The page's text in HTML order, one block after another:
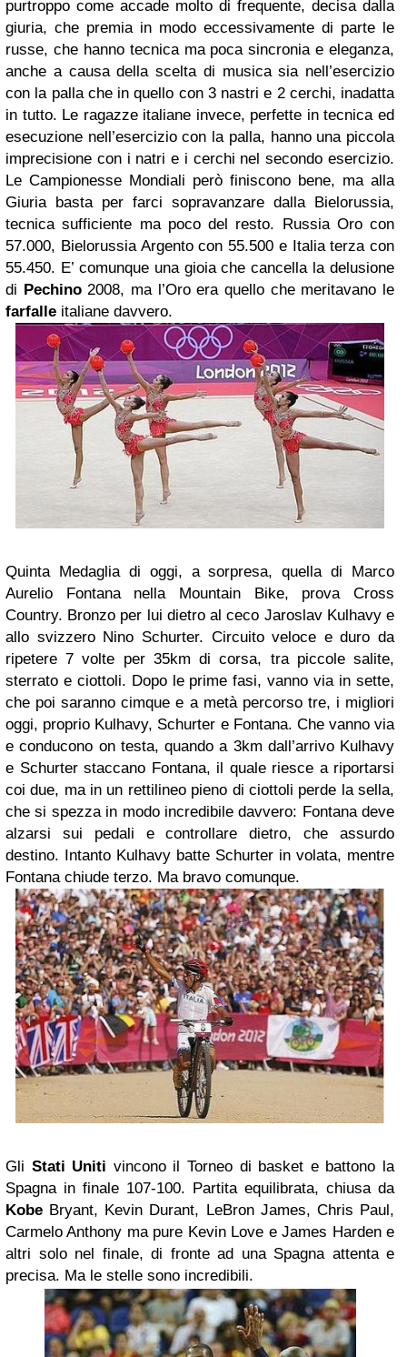
purtroppo come accade molto di frequente, decisa dalla
giuria, che premia in modo eccessivamente di parte le
russe, che hanno tecnica ma poca sincronia e eleganza,
anche a causa della scelta di musica sia nell’esercizio
con la palla che in quello con 3 nastri e 2 cerchi, inadatta
in tutto. Le ragazze italiane invece, perfette in tecnica ed
esecuzione nell’esercizio con la palla, hanno una piccola
imprecisione con i natri e i cerchi nel secondo esercizio.
Le Campionesse Mondiali però finiscono bene, ma alla
Giuria basta per farci sopravanzare dalla Bielorussia,
tecnica sufficiente ma poco del resto. Russia Oro con
57.000, Bielorussia Argento con 55.500 e Italia terza con
55.450. E’ comunque una gioia che cancella la delusione
di Pechino2008, ma l’Oro era quello che meritavano le
farfalle italiane davvero.
Quinta Medaglia di oggi, a sorpresa, quella di Marco
Aurelio Fontana nella Mountain Bike, prova Cross
Country. Bronzo per lui dietro al ceco Jaroslav Kulhavy e
allo svizzero Nino Schurter. Circuito veloce e duro da
ripetere 7 volte per 35km di corsa, tra piccole salite,
sterrato e ciottoli. Dopo le prime fasi, vanno via in sette,
che poi saranno cimque e a metà percorso tre, i migliori
oggi, proprio Kulhavy, Schurter e Fontana. Che vanno via
e conducono on testa, quando a 3km dall’arrivo Kulhavy
e Schurter staccano Fontana, il quale riesce a riportarsi
coi due, ma in un rettilineo pieno di ciottoli perde la sella,
che si spezza in modo incredibile davvero: Fontana deve
alzarsi sui pedali e controllare dietro, che assurdo
destino. Intanto Kulhavy batte Schurter in volata, mentre
Fontana chiude terzo. Ma bravo comunque.
Gli Stati Uniti vincono il Torneo di basket e battono la
Spagna in finale 107-100. Partita equilibrata, chiusa da
Kobe Bryant, Kevin Durant, LeBron James, Chris Paul,
Carmelo Anthony ma pure Kevin Love e James Harden e
altri solo nel finale, di fronte ad una Spagna attenta e
precisa. Ma le stelle sono incredibili.